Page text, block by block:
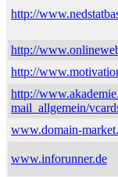
http://
http://
http://
http://
mail_allgemein/
www.domain-
www.inforunner.de